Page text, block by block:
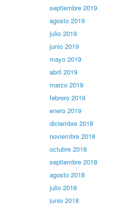
septiembre 2019
agosto 2019
julio 2019
junio 2019
mayo 2019
abril 2019
marzo 2019
febrero 2019
enero 2019
diciembre 2018
noviembre 2018
octubre 2018
septiembre 2018
agosto 2018
julio 2018
junio 2018